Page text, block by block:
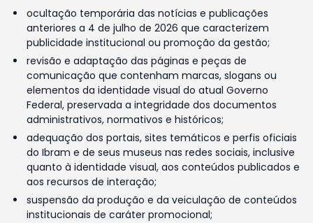
ocultação temporária das notícias e publicações
anteriores a 4 de julho de 2026 que caracterizem
publicidade institucional ou promoção da gestão;
revisão e adaptação das páginas e peças de
comunicação que contenham marcas, slogans ou
elementos da identidade visual do atual Governo
Federal, preservada a integridade dos documentos
administrativos, normativos e históricos;
adequação dos portais, sites temáticos e perfis oficiais
do Ibram e de seus museus nas redes sociais, inclusive
quanto à identidade visual, aos conteúdos publicados e
aos recursos de interação;
suspensão da produção e da veiculação de conteúdos
institucionais de caráter promocional;